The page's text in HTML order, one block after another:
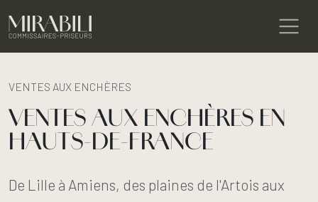
VENTES AUX ENCHÈRES
VENTES AUX ENCHÈRES EN
HAUTS-DE-FRANCE
De Lille à Amiens, des plaines de l'Artois aux